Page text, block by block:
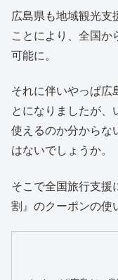
広島県も地域観光支
ことにより、全国
可能に。
それに伴いやっぱ広
とになりましたが
使えるのか分からな
はないでしょうか。
そこで全国旅行支援
割』のクーポンの使